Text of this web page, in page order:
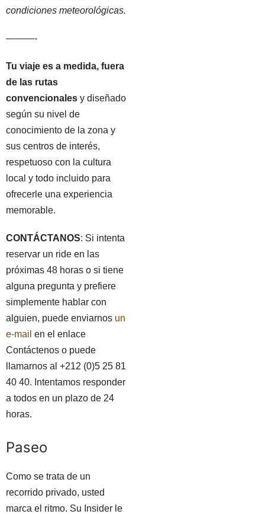
condiciones meteorológicas.
———-
Tu viaje es a medida, fuera
de las rutas
convencionales y diseñado
según su nivel de
conocimiento de la zona y
sus centros de interés,
respetuoso con la cultura
local y todo incluido para
ofrecerle una experiencia
memorable.
CONTÁCTANOS: Si intenta
reservar un ride en las
próximas 48 horas o si tiene
alguna pregunta y prefiere
simplemente hablar con
alguien, puede enviarnos un
e-mail en el enlace
Contáctenos o puede
llamarnos al +212 (0)5 25 81
40 40. Intentamos responder
a todos en un plazo de 24
horas.
Paseo
Como se trata de un
recorrido privado, usted
marca el ritmo. Su Insider le